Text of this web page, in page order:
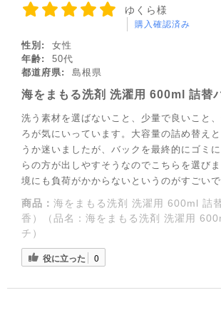
ゆくら様
購入確認済み
性別:
女性
年齢:
50代
都道府県:
島根県
海をまもる洗剤 洗濯用 600ml 詰替
洗う素材を選ばないこと、少量で良いこと
ろが気にいっています。大容量の詰め替え
うか迷いましたが、バックを最終的にゴミ
らの方が出しやすそうなのでこちらを選び
境にも負荷がかからないというのがすごいで
商品： 海をまもる洗剤 洗濯用 600ml 詰
香）（品名：海をまもる洗剤 洗濯用
チ）
役に立った 0